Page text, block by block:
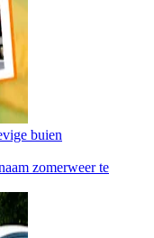
buien
zomerweer te